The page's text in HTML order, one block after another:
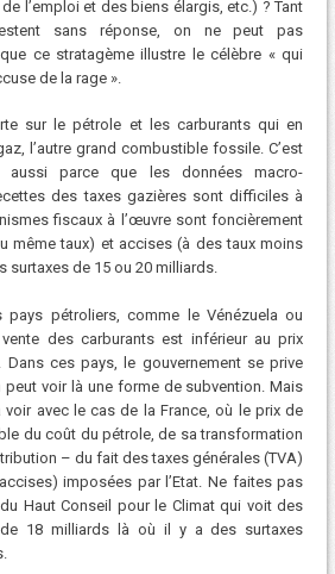
l’emploi et des biens élargis, etc.) ? Tant
sans réponse, on ne peut pas
ce stratagème illustre le célèbre « qui
de la rage ».
sur le pétrole et les carburants qui en
l’autre grand combustible fossile. C’est
parce que les données macro-
des taxes gazières sont difficiles à
fiscaux à l’œuvre sont foncièrement
même taux) et accises (à des taux moins
surtaxes de 15 ou 20 milliards.
pétroliers, comme le Vénézuela ou
des carburants est inférieur au prix
Dans ces pays, le gouvernement se prive
peut voir là une forme de subvention. Mais
voir avec le cas de la France, où le prix de
du coût du pétrole, de sa transformation
– du fait des taxes générales (TVA)
imposées par l’Etat. Ne faites pas
Haut Conseil pour le Climat qui voit des
de 18 milliards là où il y a des surtaxes